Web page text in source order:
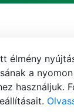
élmény
a
használjuk.